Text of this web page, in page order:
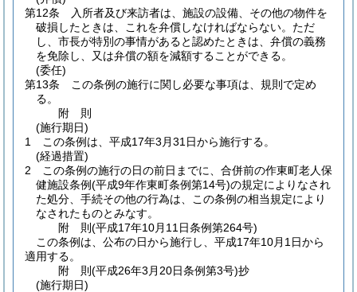
第12条
入所者及び来訪者は、施設の設備、その他の物件を
破損したときは、これを弁償しなければならない。 ただ
し、市長が特別の事情があると認めたときは、弁償の義務
を免除し、又は弁償の額を減額することができる。
(委任)
第13条
この条例の施行に関し必要な事項は、規則で定め
る。
附 則
(施行期日)
1
この条例は、平成17年3月31日から施行する。
(経過措置)
2
この条例の施行の日の前日までに、合併前の作東町老人保
健施設条例(平成9年作東町条例第14号)の規定によりなされ
た処分、手続その他の行為は、この条例の相当規定により
なされたものとみなす。
附 則(平成17年10月11日条例第264号)
この条例は、公布の日から施行し、平成17年10月1日から
適用する。
附 則(平成26年3月20日条例第3号)抄
(施行期日)